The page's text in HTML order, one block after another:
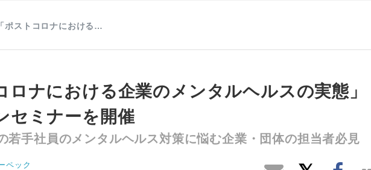
「ポストコロナにおける…
ロナにおける企業のメンタルヘルスの実態」
セミナーを開催
若手社員のメンタルヘルス対策に悩む企業・団体の担当者必見
ペック